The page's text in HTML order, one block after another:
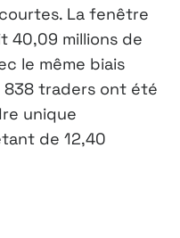
La fenêtre
40,09 millions de
le même biais
838 traders ont été
unique
de 12,40